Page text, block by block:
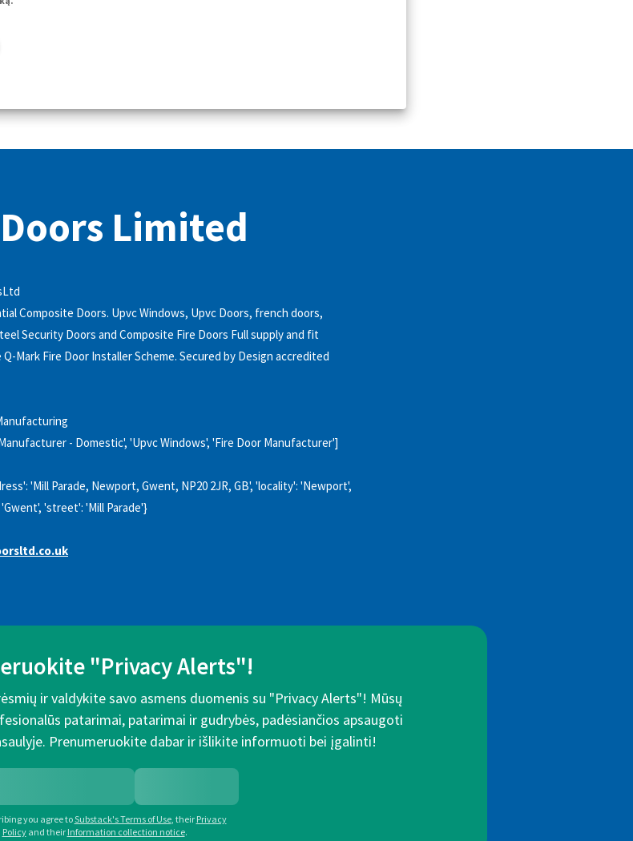
Limited
Composite Doors. Upvc Windows, Upvc Doors, french doors,
Security Doors and Composite Fire Doors Full supply and fit
Mark Fire Door Installer Scheme. Secured by Design accredited
- Domestic', 'Upvc Windows', 'Fire Door Manufacturer']
'Mill Parade, Newport, Gwent, NP20 2JR, GB', 'locality': 'Newport',
'street': 'Mill Parade'}
"Privacy Alerts"!
ir valdykite savo asmens duomenis su "Privacy Alerts"! Mūsų
patarimai, patarimai ir gudrybės, padėsiančios apsaugoti
Prenumeruokite dabar ir išlikite informuoti bei įgalinti!
you agree toSubstack's Terms of Use, their Privacy
Policy and their Information collection notice.